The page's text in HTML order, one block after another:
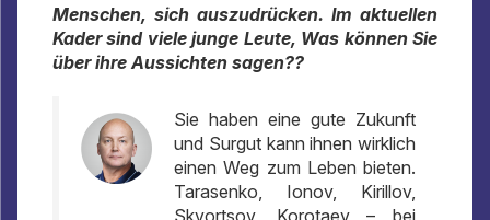
Menschen, sich auszudrücken. Im aktuellen
Kader sind viele junge Leute, Was können Sie
über ihre Aussichten sagen??
Sie haben eine gute Zukunft
und Surgut kann ihnen wirklich
einen Weg zum Leben bieten.
Tarasenko, Ionov, Kirillov,